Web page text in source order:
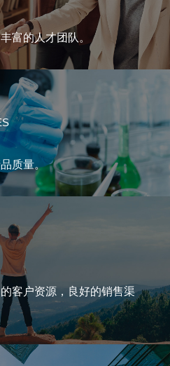
富的人才团队。
质量。
客户资源，良好的销售渠